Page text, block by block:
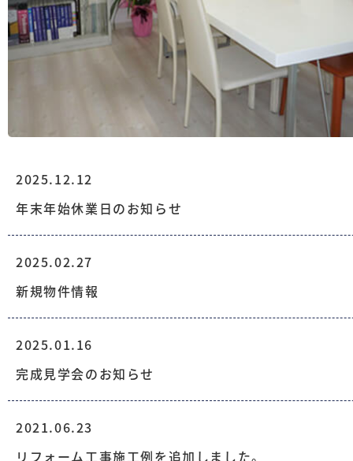
2025.12.12
年末年始休業日のお知らせ
2025.02.27
新規物件情報
2025.01.16
完成見学会のお知らせ
2021.06.23
リフォーム工事施工例を追加しました。